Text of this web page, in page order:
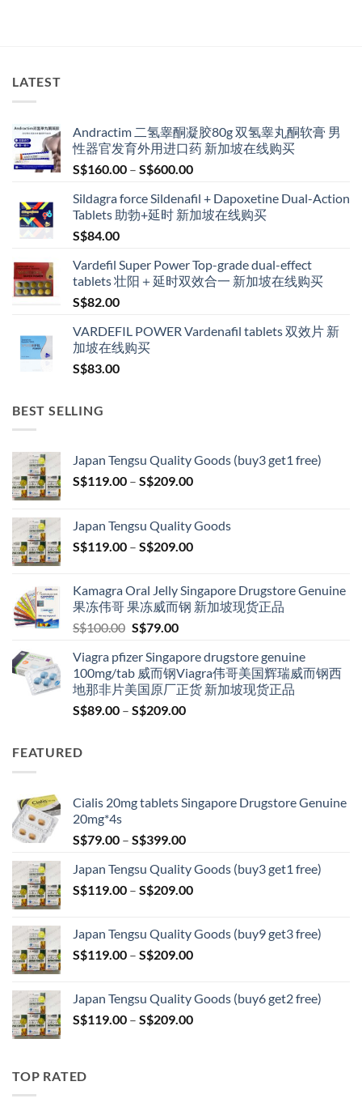
LATEST
Andractim 二氢睾酮凝胶80g 双氢睾丸酮软膏 男
性器官发育外用进口药 新加坡在线购买
S$160.00 – S$600.00Price
S$160.00
through
Sildagra force Sildenafil + Dapoxetine Dual-Action
Tablets 助勃+延时 新加坡在线购买
S$84.00
Vardefil Super Power Top-grade dual-effect
tablets 壮阳＋延时双效合一 新加坡在线购买
S$82.00
VARDEFIL POWER Vardenafil tablets 双效片 新
加坡在线购买
S$83.00
BEST SELLING
Japan Tengsu Quality Goods (buy3 get1 free)
S$119.00 – S$209.00Price
through
S$209.00
Japan Tengsu Quality Goods
S$119.00 – S$209.00Price
through
S$209.00
Kamagra Oral Jelly Singapore Drugstore Genuine
果冻伟哥 果冻威而钢 新加坡现货正品
S$100.00 Original
was:
S$100.00.
S$79.00Current
is:
S$79.00.
Viagra pfizer Singapore drugstore genuine
100mg/tab 威而钢Viagra伟哥美国辉瑞威而钢西
地那非片美国原厂正货 新加坡现货正品
S$89.00 – S$209.00Price
FEATURED
Cialis 20mg tablets Singapore Drugstore Genuine
20mg*4s
S$79.00 – S$399.00Price
S$79.00
through
Japan Tengsu Quality Goods (buy3 get1 free)
S$119.00 – S$209.00Price
through
S$209.00
Japan Tengsu Quality Goods (buy9 get3 free)
S$119.00 – S$209.00Price
through
S$209.00
Japan Tengsu Quality Goods (buy6 get2 free)
S$119.00 – S$209.00Price
TOP RATED